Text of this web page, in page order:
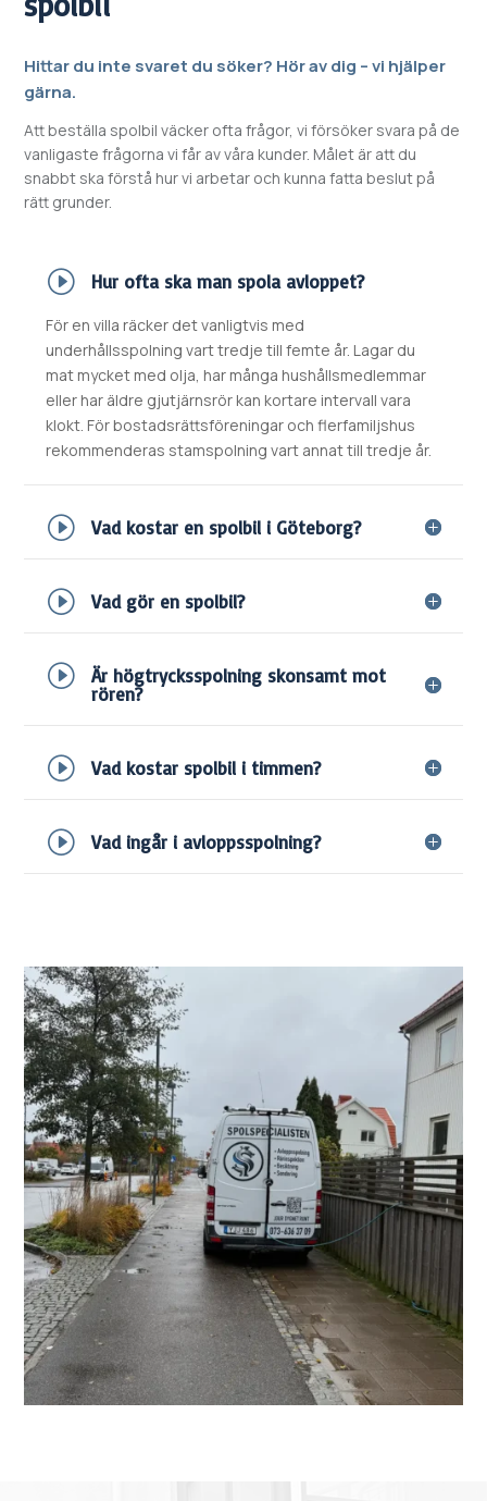
Hittar du inte svaret du söker? Hör av dig – vi hjälper
gärna.
Att beställa spolbil väcker ofta frågor, vi försöker svara på de
vanligaste frågorna vi får av våra kunder. Målet är att du
snabbt ska förstå hur vi arbetar och kunna fatta beslut på
rätt grunder.
Hur ofta ska man spola avloppet?
För en villa räcker det vanligtvis med
underhållsspolning vart tredje till femte år. Lagar du
mat mycket med olja, har många hushållsmedlemmar
eller har äldre gjutjärnsrör kan kortare intervall vara
klokt. För bostadsrättsföreningar och flerfamiljshus
rekommenderas stamspolning vart annat till tredje år.
Vad kostar en spolbil i Göteborg?
Vad gör en spolbil?
Är högtrycksspolning skonsamt mot
rören?
Vad kostar spolbil i timmen?
Vad ingår i avloppsspolning?